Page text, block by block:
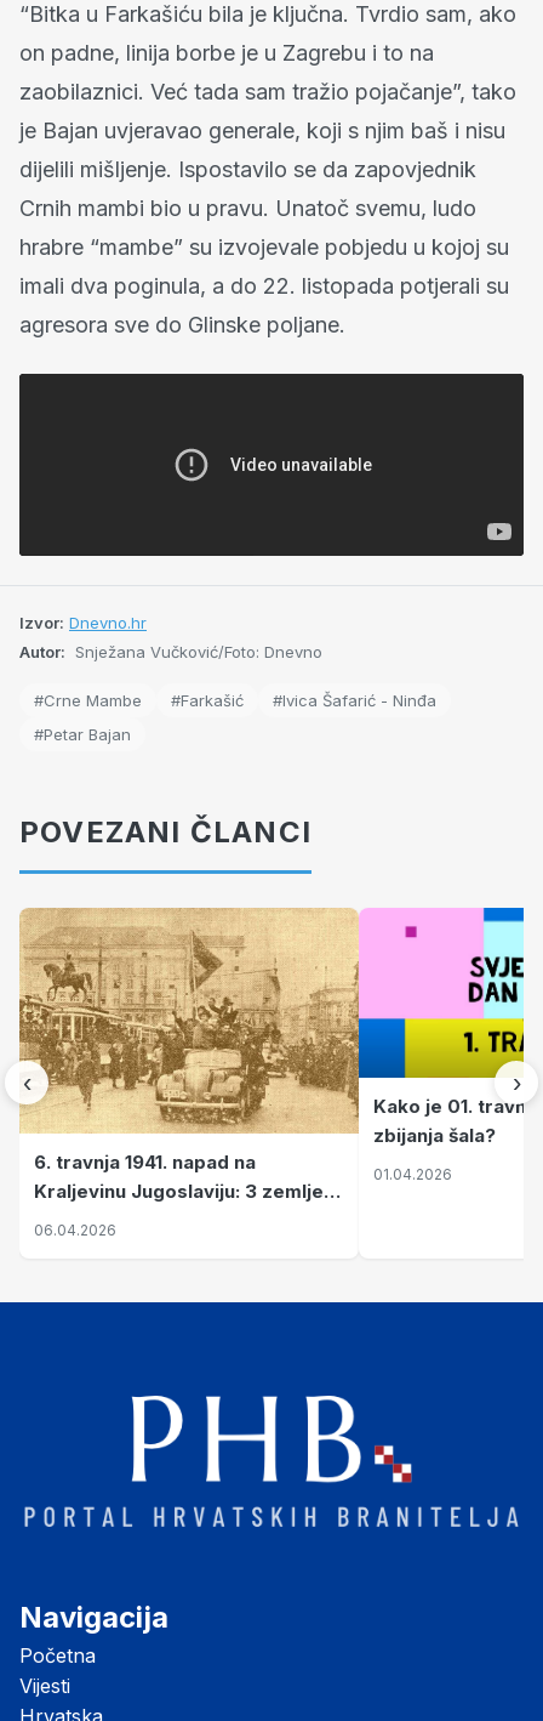
“Bitka u Farkašiću bila je ključna. Tvrdio sam, ako
on padne, linija borbe je u Zagrebu i to na
zaobilaznici. Već tada sam tražio pojačanje”, tako
je Bajan uvjeravao generale, koji s njim baš i nisu
dijelili mišljenje. Ispostavilo se da zapovjednik
Crnih mambi bio u pravu. Unatoč svemu, ludo
hrabre “mambe” su izvojevale pobjedu u kojoj su
imali dva poginula, a do 22. listopada potjerali su
agresora sve do Glinske poljane.
Izvor: Dnevno.hr
Autor: Snježana Vučković/Foto: Dnevno
#Crne Mambe #Farkašić
#Ivica Šafarić - Ninđa
#Petar Bajan
POVEZANI ČLANCI
‹
6. travnja 1941. napad na
Kraljevinu Jugoslaviju: 3 zemlje
nastale njenim raspadom
06.04.2026
Kako je 01.
zbijanja šala?
01.04.2026
›
Navigacija
Početna
Vijesti